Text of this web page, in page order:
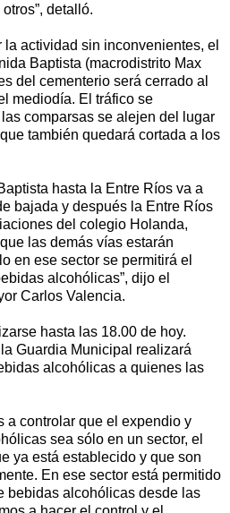
detalló.
actividad sin inconvenientes, el
Baptista (macrodistrito Max
del cementerio será cerrado al
mediodía. El tráfico se
comparsas se alejen del lugar
también quedará cortada a los
hasta la Entre Ríos va a
bajada y después la Entre Ríos
del colegio Holanda,
las demás vías estarán
en ese sector se permitirá el
alcohólicas”, dijo el
Carlos Valencia.
hasta las 18.00 de hoy.
Guardia Municipal realizará
alcohólicas a quienes las
a controlar que el expendio y
sea sólo en un sector, el
ya está establecido y que son
En ese sector está permitido
bebidas alcohólicas desde las